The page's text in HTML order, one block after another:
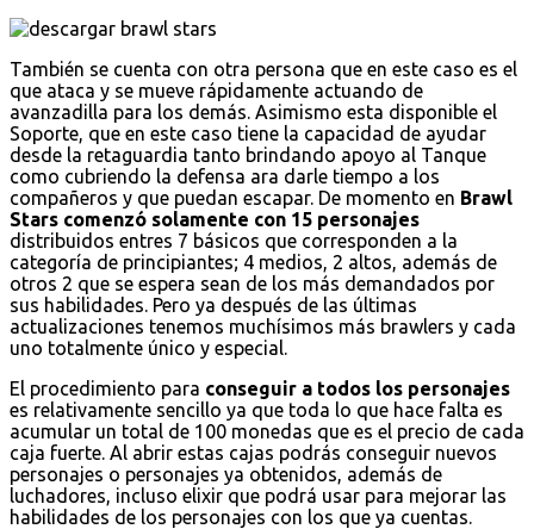
También se cuenta con otra persona que en este caso es el
que ataca y se mueve rápidamente actuando de
avanzadilla para los demás. Asimismo esta disponible el
Soporte, que en este caso tiene la capacidad de ayudar
desde la retaguardia tanto brindando apoyo al Tanque
como cubriendo la defensa ara darle tiempo a los
compañeros y que puedan escapar. De momento en Brawl
Stars comenzó solamente con 15 personajes
distribuidos entres 7 básicos que corresponden a la
categoría de principiantes; 4 medios, 2 altos, además de
otros 2 que se espera sean de los más demandados por
sus habilidades. Pero ya después de las últimas
actualizaciones tenemos muchísimos más brawlers y cada
uno totalmente único y especial.
El procedimiento para conseguir a todos los personajes
es relativamente sencillo ya que toda lo que hace falta es
acumular un total de 100 monedas que es el precio de cada
caja fuerte. Al abrir estas cajas podrás conseguir nuevos
personajes o personajes ya obtenidos, además de
luchadores, incluso elixir que podrá usar para mejorar las
habilidades de los personajes con los que ya cuentas.